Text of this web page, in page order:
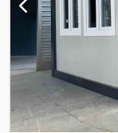
felszerelések: ABS,
markolóhidraulika,
gyorscserélő
Takeuchi TB 1140,
funkció,
és kiváló állapotban
felelősséget nem